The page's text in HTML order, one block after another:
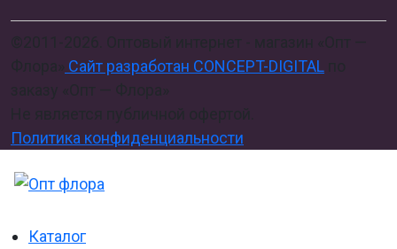
Сайт разработан CONCEPT-DIGITAL
Политика конфиденциальности
Каталог